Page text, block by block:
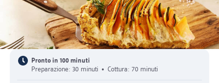
Pronto in 100 minuti
Preparazione: 30 minuti • Cottura: 70 minuti